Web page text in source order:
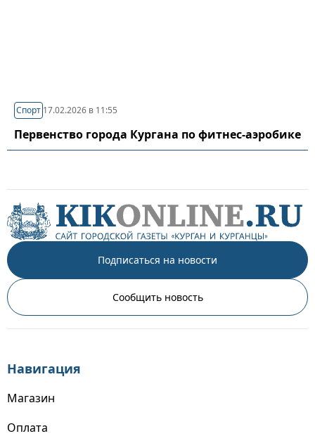
Спорт 17.02.2026 в 11:55
Первенство города Кургана по фитнес-аэробике
Подписаться на новости
Сообщить новость
Навигация
Магазин
Оплата